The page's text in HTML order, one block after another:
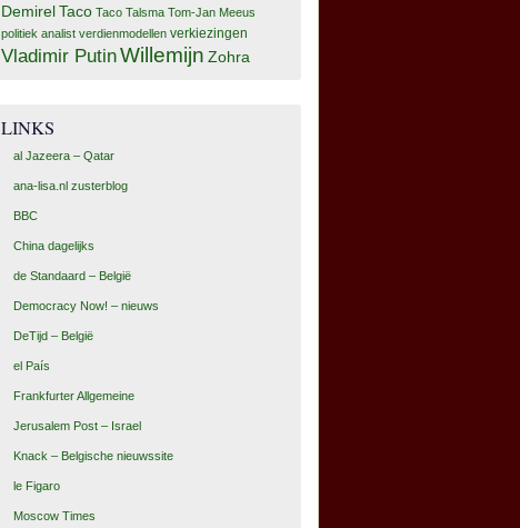
DemirelTaco Taco Talsma Tom-Jan Meeus
politiek analist verdienmodellen verkiezingen
Vladimir PutinWillemijn Zohra
LINKS
al Jazeera – Qatar
ana-lisa.nl zusterblog
BBC
China dagelijks
de Standaard – België
Democracy Now! – nieuws
DeTijd – België
el País
Frankfurter Allgemeine
Jerusalem Post – Israel
Knack – Belgische nieuwssite
le Figaro
Moscow Times